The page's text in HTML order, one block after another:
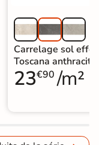
Carrelage sol
Toscana
23€90 /m²